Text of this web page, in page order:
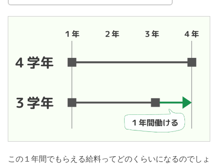
この１年間でもらえる給料ってどのくらいになるのでしょ